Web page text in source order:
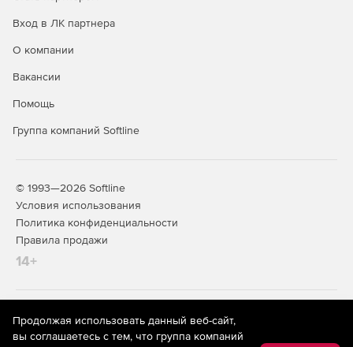
Запрет на удаление или переименование любых
Совместимость:
Anti-Executable поддерживает работу с основными
Поддержка быстрого переключения пользователей.
Автоматическое распознавание специализированных
на их запуск.
Разрешение на создание подпапок в сетевых путях.
Вход в ЛК партнера
О компании
Вакансии
Помощь
Группа компаний Softline
© 1993—2026 Softline
Условия использования
Политика конфиденциальности
Правила продажи
14+
На информационном ресурсе store.softline.ru применяются
рекомендательные технологии
(информационные технологии
предоставления информации на основе сбора,
Продолжая использовать данный веб-сайт,
вы соглашаетесь с тем, что группа компаний